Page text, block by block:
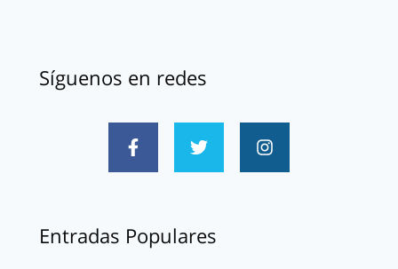
Síguenos en redes
Entradas Populares